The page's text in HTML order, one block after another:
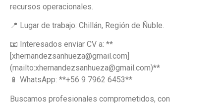
recursos operacionales.
📍 Lugar de trabajo: Chillán, Región de Ñuble.
📧 Interesados enviar CV a: **
[xhernandezsanhueza@gmail.com]
(mailto:xhernandezsanhueza@gmail.com)**
📱 WhatsApp: **+56 9 7962 6453**
Buscamos profesionales comprometidos, con